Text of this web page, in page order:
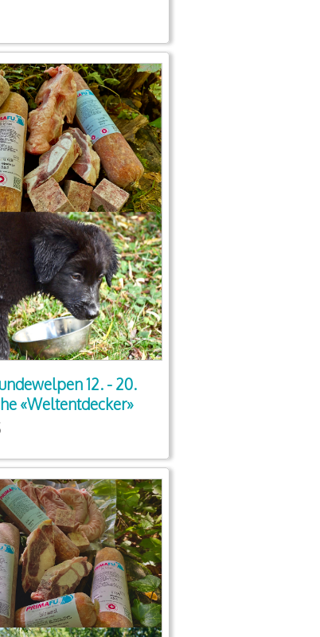
12. - 20.
«Weltentdecker»